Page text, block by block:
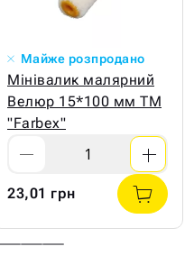
Майже розпродано
Мінівалик малярний
Велюр 15*100 мм ТМ
"Farbex"
23,01 грн